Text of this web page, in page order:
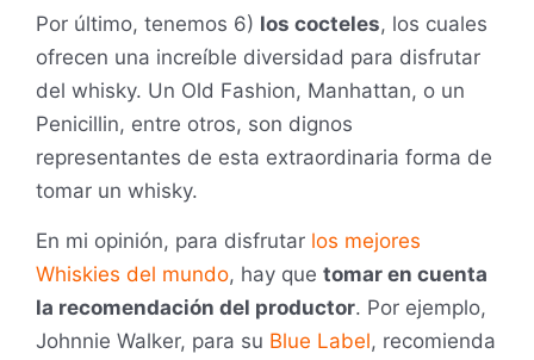
Por último, tenemos 6) los cocteles, los cuales
ofrecen una increíble diversidad para disfrutar
del whisky. Un Old Fashion, Manhattan, o un
Penicillin, entre otros, son dignos
representantes de esta extraordinaria forma de
tomar un whisky.
En mi opinión, para disfrutar los mejores
Whiskies del mundo, hay que tomar en cuenta
la recomendación del productor. Por ejemplo,
Johnnie Walker, para su Blue Label, recomienda